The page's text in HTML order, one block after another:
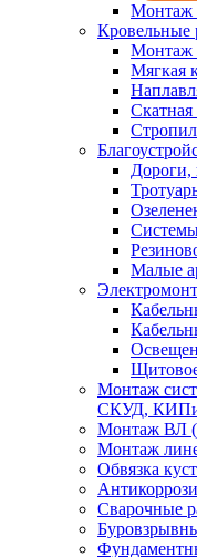
Монтаж
Кровельные
Монтаж
Мягкая
Скатная
Дороги,
Малые
Монтаж
СКУД,
Монтаж ВЛ
Монтаж
Обвязка
Сварочные